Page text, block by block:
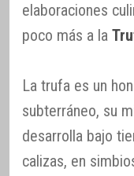
elaboraciones
poco más a la
La trufa es un
subterráneo, su
desarrolla bajo
calizas, en